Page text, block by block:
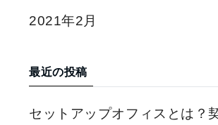
2021年2月
最近の投稿
セットアップオフィスとは？